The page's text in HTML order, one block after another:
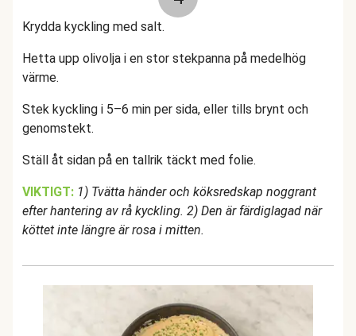
Krydda kyckling med salt.
Hetta upp olivolja i en stor stekpanna på medelhög
värme.
Stek kyckling i 5–6 min per sida, eller tills brynt och
genomstekt.
Ställ åt sidan på en tallrik täckt med folie.
VIKTIGT: 1) Tvätta händer och köksredskap noggrant
efter hantering av rå kyckling. 2) Den är färdiglagad när
köttet inte längre är rosa i mitten.